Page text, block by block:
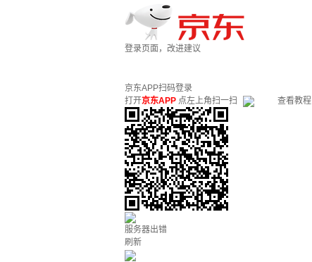
登录页面，改进建议
京东APP扫码登录
打开京东APP 点左上角扫一扫 查看教程
服务器出错
刷新